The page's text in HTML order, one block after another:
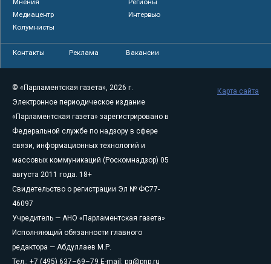
Медиацентр
Интервью
Колумнисты
Контакты Реклама Вакансии
© «Парламентская газета», 2026 г.
Электронное периодическое издание
«Парламентская газета» зарегистрировано в
Федеральной службе по надзору в сфере
связи, информационных технологий и
массовых коммуникаций (Роскомнадзор) 05
августа 2011 года. 18+
Свидетельство о регистрации Эл № ФС77-
46097
Учредитель — АНО «Парламентская газета»
Исполняющий обязанности главного
редактора — Абдуллаев М.Р.
Тел.: +7 (495) 637–69–79 E-mail: pg@pnp.ru
Карта сайта